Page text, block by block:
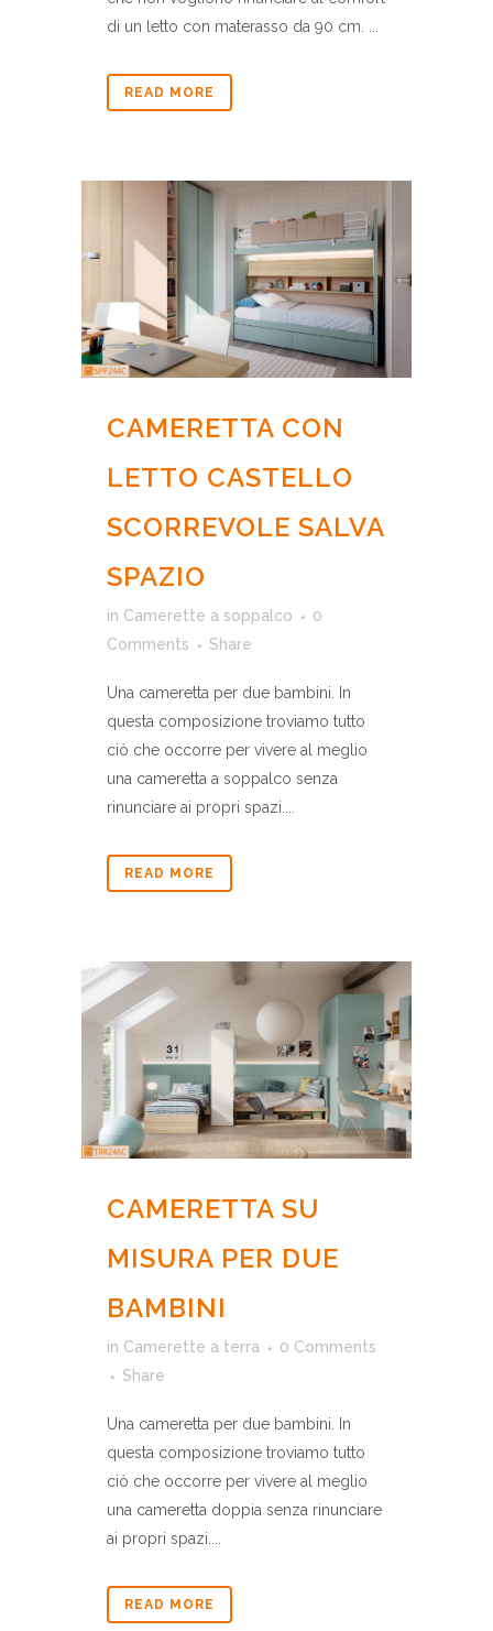
di un letto con materasso da 90 cm. ...
READ MORE
CAMERETTA CON
LETTO CASTELLO
SCORREVOLE SALVA
SPAZIO
in Camerette a soppalco
0
Comments
Share
Una cameretta per due bambini. In
questa composizione troviamo tutto
ciò che occorre per vivere al meglio
una cameretta a soppalco senza
rinunciare ai propri spazi....
READ MORE
CAMERETTA SU
MISURA PER DUE
BAMBINI
in Camerette a terra
0 Comments
Share
Una cameretta per due bambini. In
questa composizione troviamo tutto
ciò che occorre per vivere al meglio
una cameretta doppia senza rinunciare
ai propri spazi....
READ MORE